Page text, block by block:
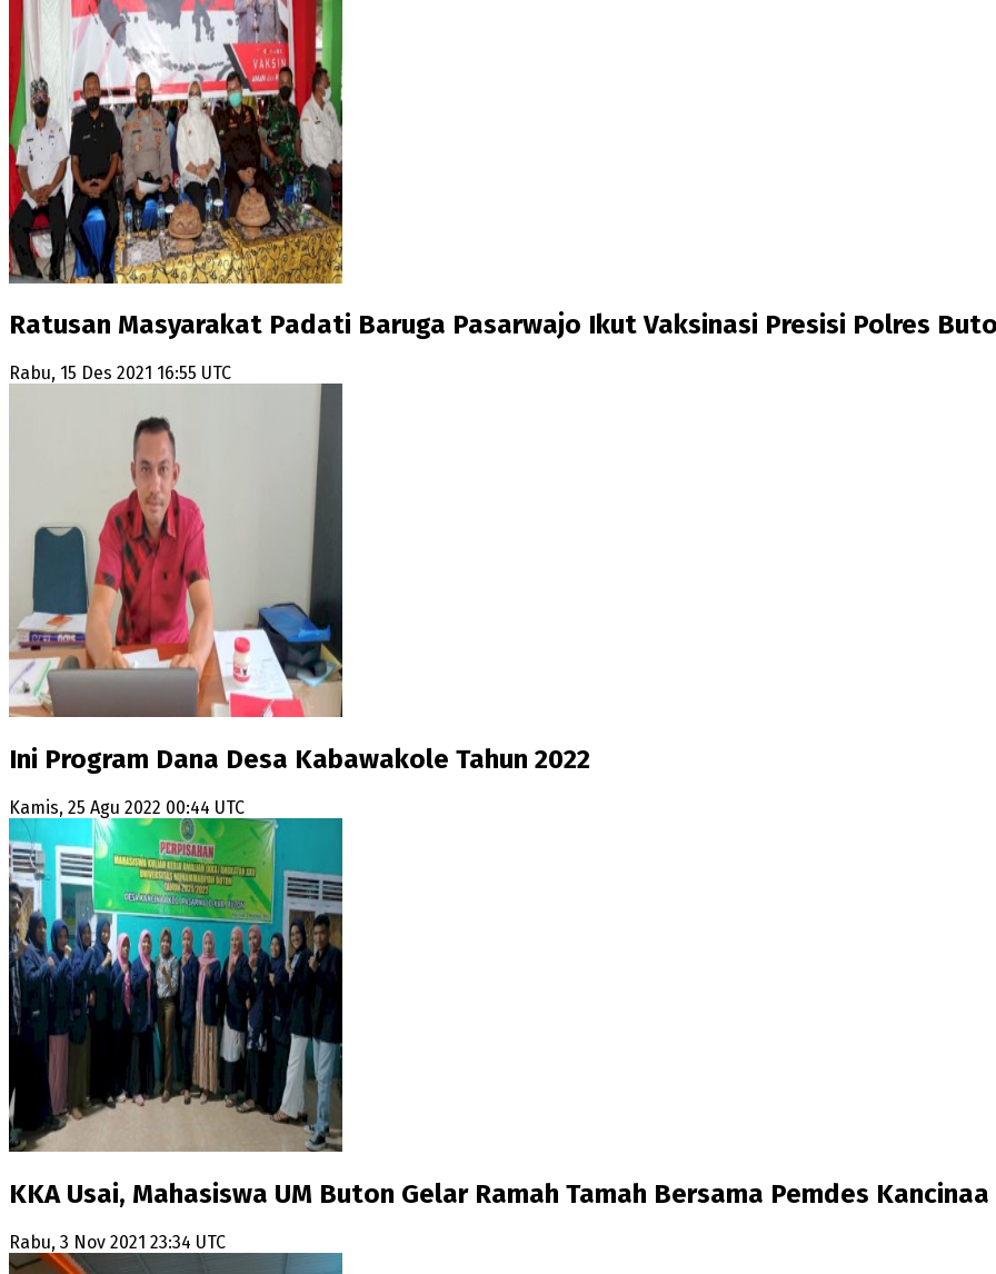
Ratusan Masyarakat Padati Baruga Pasarwajo Ikut Vaksinasi Presisi Polres
Rabu, 15 Des 2021 16:55 UTC
Ini Program Dana Desa Kabawakole Tahun 2022
Kamis, 25 Agu 2022 00:44 UTC
KKA Usai, Mahasiswa UM Buton Gelar Ramah Tamah Bersama Pemdes Kancinaa
Rabu, 3 Nov 2021 23:34 UTC